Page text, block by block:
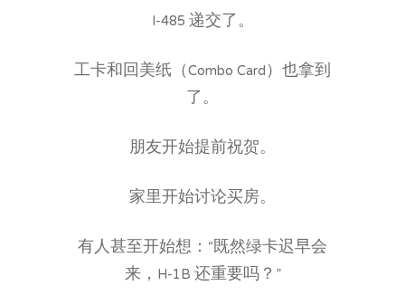
I-485 递交了。
工卡和回美纸（Combo Card）也拿到
了。
朋友开始提前祝贺。
家里开始讨论买房。
有人甚至开始想：“既然绿卡迟早会
来，H-1B 还重要吗？”